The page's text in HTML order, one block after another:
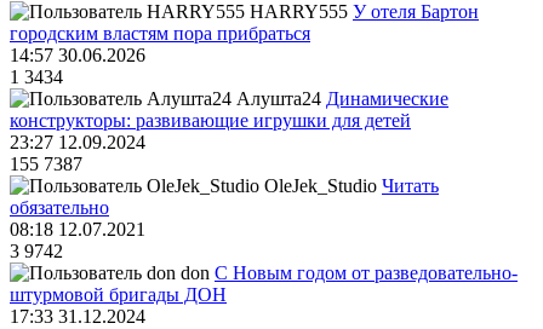
HARRY555 У отеля Бартон
городским властям пора прибраться
14:57 30.06.2026
1 3434
Алушта24 Динамические
конструкторы: развивающие игрушки для детей
23:27 12.09.2024
155 7387
OleJek_Studio Читать
обязательно
08:18 12.07.2021
3 9742
don С Новым годом от разведовательно-
штурмовой бригады ДОН
17:33 31.12.2024